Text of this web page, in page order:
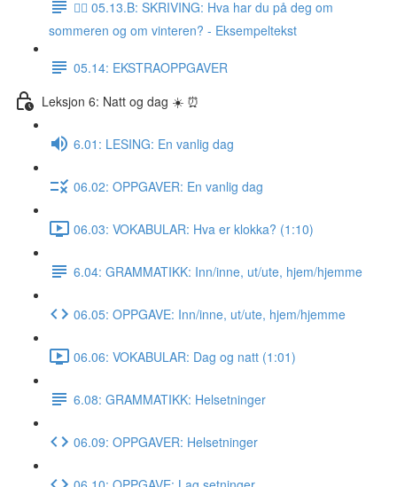
✍🏼 05.13.B: SKRIVING: Hva har du på deg om
sommeren og om vinteren? - Eksempeltekst
05.14: EKSTRAOPPGAVER
Leksjon 6: Natt og dag ☀️ ⏰
6.01: LESING: En vanlig dag
06.02: OPPGAVER: En vanlig dag
06.03: VOKABULAR: Hva er klokka? (1:10)
6.04: GRAMMATIKK: Inn/inne, ut/ute, hjem/hjemme
06.05: OPPGAVE: Inn/inne, ut/ute, hjem/hjemme
06.06: VOKABULAR: Dag og natt (1:01)
6.08: GRAMMATIKK: Helsetninger
06.09: OPPGAVER: Helsetninger